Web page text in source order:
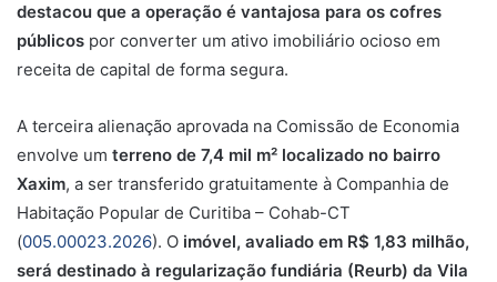
destacou que a operação é vantajosa para os cofres
públicos por converter um ativo imobiliário ocioso em
receita de capital de forma segura.
A terceira alienação aprovada na Comissão de Economia
envolve um terreno de 7,4 mil m² localizado no bairro
Xaxim, a ser transferido gratuitamente à Companhia de
Habitação Popular de Curitiba – Cohab-CT
(005.00023.2026). O imóvel, avaliado em R$ 1,83 milhão,
será destinado à regularização fundiária (Reurb) da Vila